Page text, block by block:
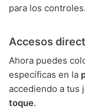
para los controles.
Accesos
Ahora puedes
específicas en la
accediendo a tus
toque.